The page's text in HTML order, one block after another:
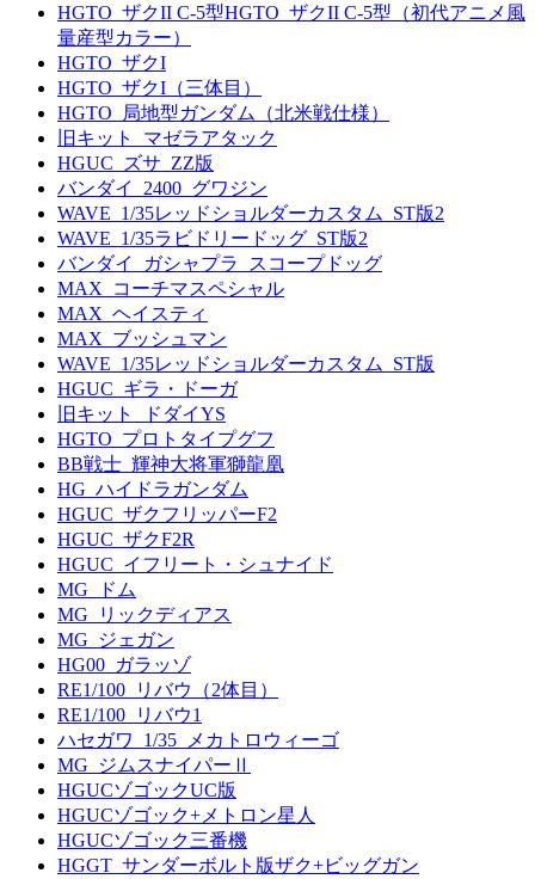
HGTO_ザクII C-5型HGTO_ザクII C-5型（初代アニメ風
量産型カラー）
HGTO_ザクI
HGTO_ザクI（三体目）
HGTO_局地型ガンダム（北米戦仕様）
旧キット_マゼラアタック
HGUC_ズサ_ZZ版
バンダイ_2400_グワジン
WAVE_1/35レッドショルダーカスタム_ST版2
WAVE_1/35ラビドリードッグ_ST版2
バンダイ_ガシャプラ_スコープドッグ
MAX_コーチマスペシャル
MAX_ヘイスティ
MAX_ブッシュマン
WAVE_1/35レッドショルダーカスタム_ST版
HGUC_ギラ・ドーガ
旧キット_ドダイYS
HGTO_プロトタイプグフ
BB戦士_輝神大将軍獅龍凰
HG_ハイドラガンダム
HGUC_ザクフリッパーF2
HGUC_ザクF2R
HGUC_イフリート・シュナイド
MG_ドム
MG_リックディアス
MG_ジェガン
HG00_ガラッゾ
RE1/100_リバウ（2体目）
RE1/100_リバウ1
ハセガワ_1/35_メカトロウィーゴ
MG_ジムスナイパーⅡ
HGUCゾゴックUC版
HGUCゾゴック+メトロン星人
HGUCゾゴック三番機
HGGT_サンダーボルト版ザク+ビッグガン